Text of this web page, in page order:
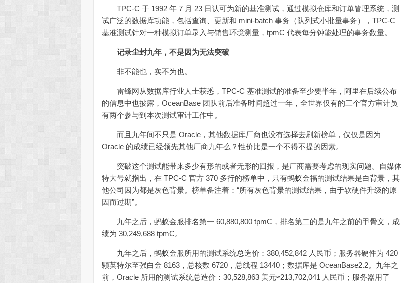
TPC-C 于 1992 年 7 月 23 日认可为新的基准测试，通过模拟仓库和订单管理系统，测
试广泛的数据库功能，包括查询、更新和 mini-batch 事务（队列式小批量事务），TPC-C
基准测试针对一种模拟订单录入与销售环境测量，tpmC 代表每分钟能处理的事务数量。
记录尘封九年，不是因为无法突破
非不能也，实不为也。
雷锋网从数据库行业人士获悉，TPC-C 基准测试的准备至少要半年，阿里在后续公布
的信息中也披露，OceanBase 团队前后准备时间超过一年，全世界仅有的三个官方审计员
有两个参与到本次测试审计工作中。
而且九年间不只是 Oracle，其他数据库厂商也没有选择去刷新榜单，仅仅是因为
Oracle 的成绩已经领先其他厂商九年么？性价比是一个不得不提的因素。
突破这个测试能带来多少有形的或者无形的回报，是厂商需要考虑的现实问题。自媒体
特大号就指出，在 TPC-C 官方 370 多行的榜单中，只有蚂蚁金福的测试结果是白背景，其
他公司因为都是灰色背景。榜单备注着：“所有灰色背景的测试结果，由于软硬件升级的原
因而过期”。
九年之后，蚂蚁金服排名第一 60,880,800 tpmC，排名第二的是九年之前的甲骨文，成
绩为 30,249,688 tpmC。
九年之后，蚂蚁金服所用的测试系统总造价：380,452,842 人民币；服务器硬件为 420
颗英特尔至强白金 8163，总核数 6720，总线程 13440；数据库是 OceanBase2.2。九年之
前，Oracle 所用的测试系统总造价：30,528,863 美元≈213,702,041 人民币；服务器用了